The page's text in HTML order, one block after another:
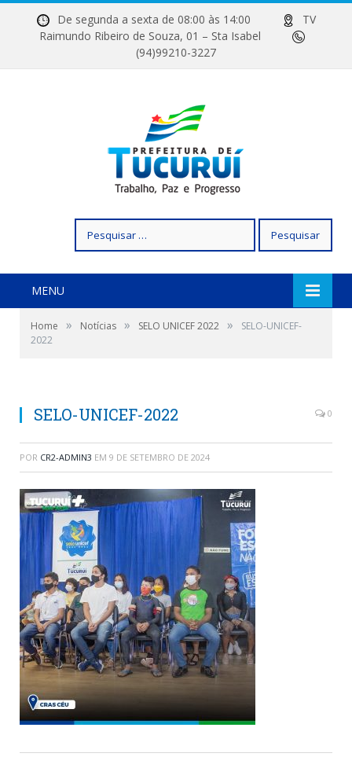
De segunda a sexta de 08:00 às 14:00
TV
Raimundo Ribeiro de Souza, 01 – Sta Isabel
(94)99210-3227
por:
MENU
Home » Notícias » SELO UNICEF 2022 »
SELO-UNICEF-
2022
SELO-UNICEF-2022 0
POR CR2-ADMIN3 EM 9 DE SETEMBRO DE 2024